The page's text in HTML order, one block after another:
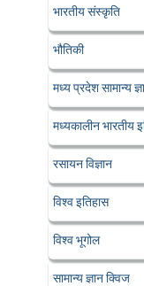
भारतीय संस्कृति
भौतिकी
मध्य प्रदेश सामान्य
मध्यकालीन भारतीय
रसायन विज्ञान
विश्व इतिहास
विश्व भूगोल
सामान्य ज्ञान क्विज